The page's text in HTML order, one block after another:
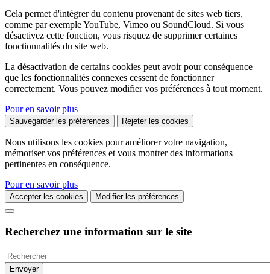
Cela permet d'intégrer du contenu provenant de sites web tiers,
comme par exemple YouTube, Vimeo ou SoundCloud. Si vous
désactivez cette fonction, vous risquez de supprimer certaines
fonctionnalités du site web.
La désactivation de certains cookies peut avoir pour conséquence
que les fonctionnalités connexes cessent de fonctionner
correctement. Vous pouvez modifier vos préférences à tout moment.
Pour en savoir plus
Sauvegarder les préférences Rejeter les cookies
Nous utilisons les cookies pour améliorer votre navigation,
mémoriser vos préférences et vous montrer des informations
pertinentes en conséquence.
Pour en savoir plus
Accepter les cookies Modifier les préférences
Recherchez une information sur le site